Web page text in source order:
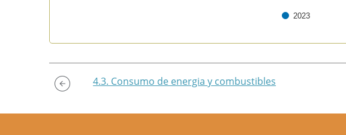
2023
4.3. Consumo de energia y combustibles